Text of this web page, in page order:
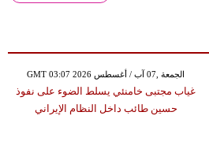
GMT 03:07 2026 الجمعة ,07 آب / أغسطس
غياب مجتبى خامنئي يسلط الضوء على نفوذ
حسين طائب داخل النظام الإيراني